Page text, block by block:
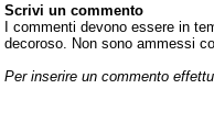
Scrivi un commento
I commenti devono essere in
decoroso. Non sono ammessi
Per inserire un commento